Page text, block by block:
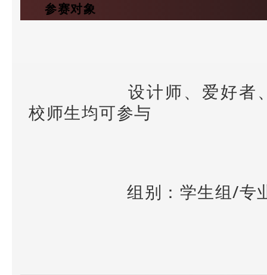
参赛对象
设计师、爱好者
校师生均可参与
组别：学生组/专